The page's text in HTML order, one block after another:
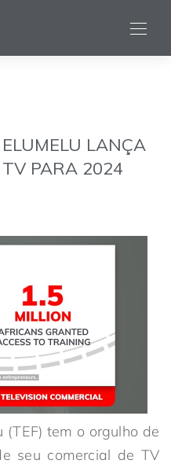
LANÇA
TV PARA 2024
(TEF) tem o orgulho de
seu comercial de TV